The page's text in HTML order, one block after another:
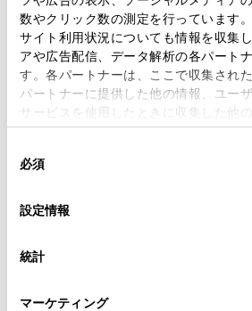
数やクリック数の測定を行っています
サイト利用状況についても情報を収集
アや広告配信、データ解析の各パート
す。各パートナーは、ここで収集され
パートナーに提供した他の情報、ユー
サービスを使用したときに収集した他
使用することがあります。当ウェブサ
デバイスにすべてのCookie(クッキー)
意したことになります。Cookie(クッ
設定の変更、同意を撤回したりするに
「Cookie（クッキー）情報の取り扱い
必須
設定情報
統計
マーケティング
トヨタ